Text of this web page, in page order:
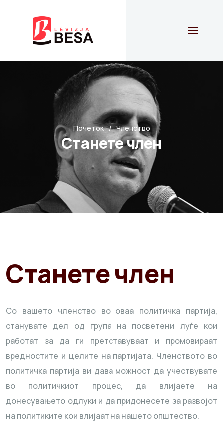
Почеток Членство
Станете член
Станете член
Со вашето членство во оваа политичка партија,
станувате дел од група на посветени луѓе кои
работат за да ги претставуваат и промовираат
вредностите и целите на партијата. Членството во
политичка партија ви дава можност да учествувате
во политичкиот процес, да влијаете на
донесувањето одлуки и да придонесете за развојот
на политиките кои влијаат на нашето општество.